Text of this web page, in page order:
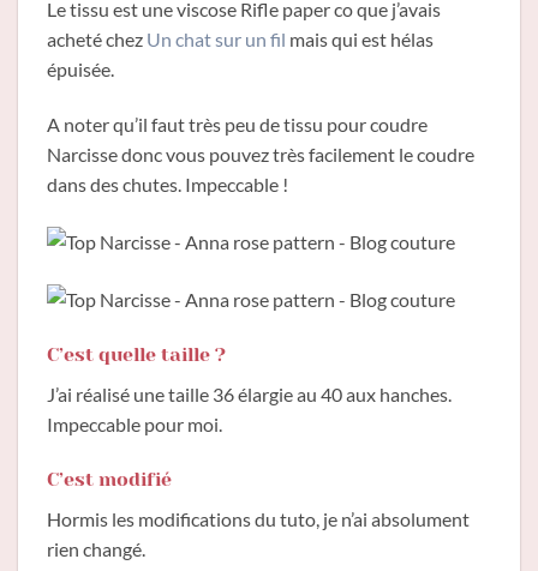
Le tissu est une viscose Rifle paper co que j’avais
acheté chez Un chat sur un fil mais qui est hélas
épuisée.
A noter qu’il faut très peu de tissu pour coudre
Narcisse donc vous pouvez très facilement le coudre
dans des chutes. Impeccable !
C’est quelle taille ?
J’ai réalisé une taille 36 élargie au 40 aux hanches.
Impeccable pour moi.
C’est modifié
Hormis les modifications du tuto, je n’ai absolument
rien changé.